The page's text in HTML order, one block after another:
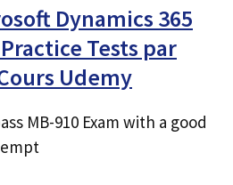
Dynamics 365
Tests par
Udemy
MB-910 Exam with a good